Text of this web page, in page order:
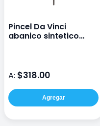
Pincel Da Vinci
abanico sintetico
A: $318.00
Agregar